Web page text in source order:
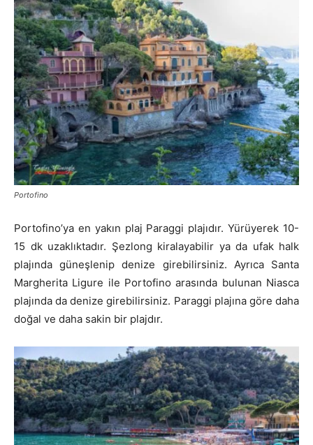
Portofino
Portofino’ya en yakın plaj Paraggi plajıdır. Yürüyerek 10-
15 dk uzaklıktadır. Şezlong kiralayabilir ya da ufak halk
plajında güneşlenip denize girebilirsiniz. Ayrıca Santa
Margherita Ligure ile Portofino arasında bulunan Niasca
plajında da denize girebilirsiniz. Paraggi plajına göre daha
doğal ve daha sakin bir plajdır.